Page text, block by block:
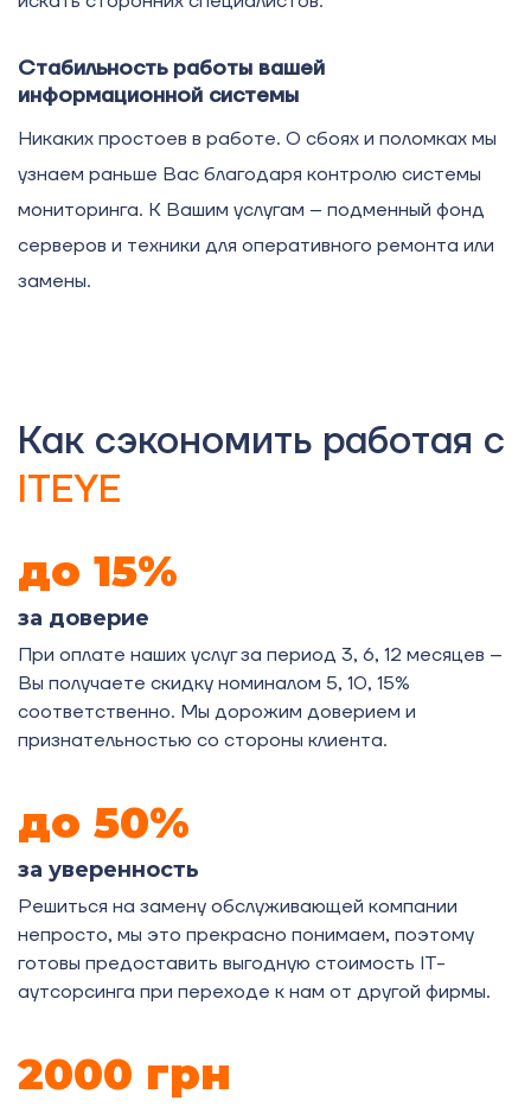
Стабильность работы вашей
информационной системы
Никаких простоев в работе. О сбоях и поломках мы
узнаем раньше Вас благодаря контролю системы
мониторинга. К Вашим услугам – подменный фонд
серверов и техники для оперативного ремонта или
замены.
Как сэкономить работая с
ITEYE
до 15%
за доверие
При оплате наших услуг за период 3, 6, 12 месяцев –
Вы получаете скидку номиналом 5, 10, 15%
соответственно. Мы дорожим доверием и
признательностью со стороны клиента.
до 50%
за уверенность
Решиться на замену обслуживающей компании
непросто, мы это прекрасно понимаем, поэтому
готовы предоставить выгодную стоимость IT-
аутсорсинга при переходе к нам от другой фирмы.
2000 грн